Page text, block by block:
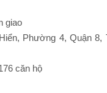
giao
Phường 4, Quận 8,
căn hộ